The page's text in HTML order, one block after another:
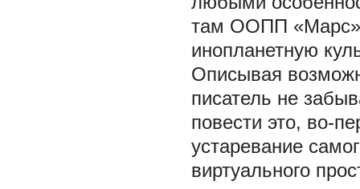
там ООПП
инопланетную
Описывая
писатель не
повести это, во-
устаревание
виртуального